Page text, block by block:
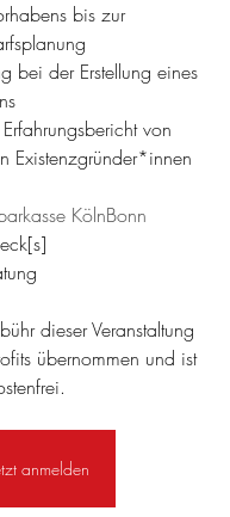
bis zur
bei der Erstellung eines
von
Existenzgründer*innen
KölnBonn
dieser Veranstaltung
übernommen und ist
anmelden